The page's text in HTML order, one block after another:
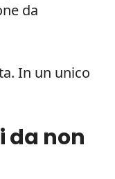
da
In un unico
da non